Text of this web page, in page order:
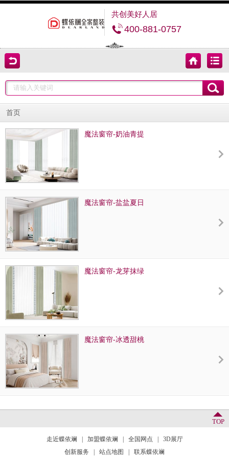
共创美好人居
400-881-0757
首页
魔法窗帘-奶油青提
魔法窗帘-盐盐夏日
魔法窗帘-龙芽抹绿
魔法窗帘-冰透甜桃
TOP
走近蝶依斓 加盟蝶依斓 全国网点
3D展厅
创新服务
站点地图 联系蝶依斓